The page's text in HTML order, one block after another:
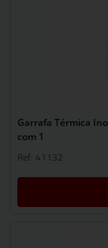
Garrafa Térmica
com 1
Ref: 41132